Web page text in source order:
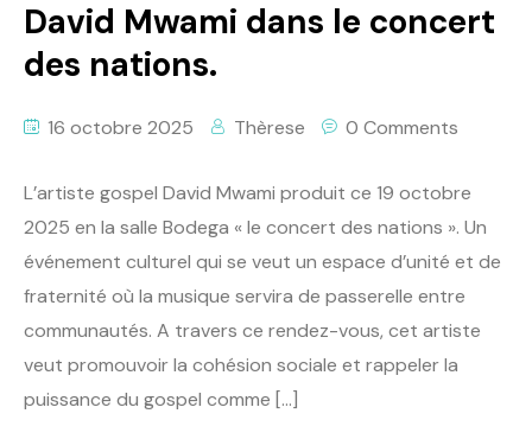
David Mwami dans le concert
des nations.
16 octobre 2025 Thèrese 0 Comments
L’artiste gospel David Mwami produit ce 19 octobre
2025 en la salle Bodega « le concert des nations ». Un
événement culturel qui se veut un espace d’unité et de
fraternité où la musique servira de passerelle entre
communautés. A travers ce rendez-vous, cet artiste
veut promouvoir la cohésion sociale et rappeler la
puissance du gospel comme […]